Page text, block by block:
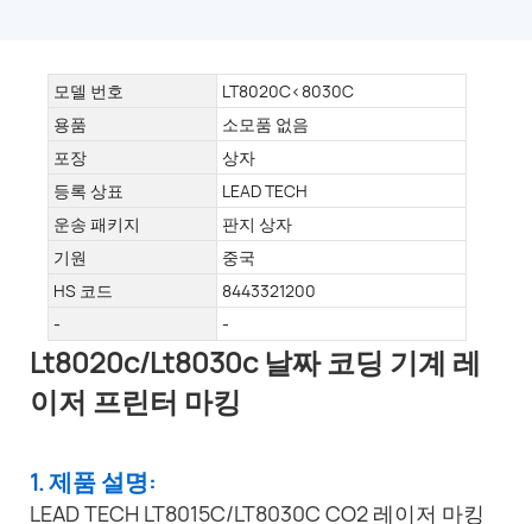
모델 번호
LT8020C<8030C
용품
소모품 없음
포장
상자
등록 상표
LEAD TECH
운송 패키지
판지 상자
기원
중국
HS 코드
8443321200
-
-
Lt8020c/Lt8030c 날짜 코딩 기계 레
이저 프린터 마킹
1. 제품 설명:
LEAD TECH LT8015C/LT8030C CO2 레이저 마킹